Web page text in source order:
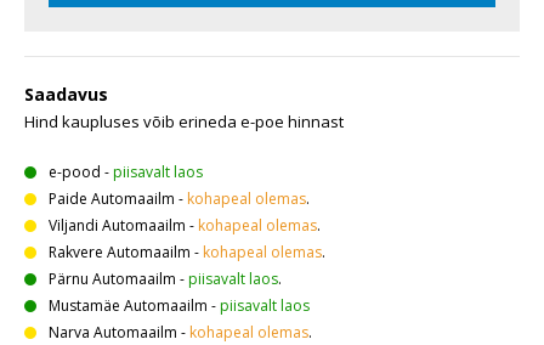
Saadavus
Hind kaupluses võib erineda e-poe hinnast
e-pood -piisavalt laos
Paide Automaailm - kohapeal olemas.
Viljandi Automaailm - kohapeal olemas.
Rakvere Automaailm - kohapeal olemas.
Pärnu Automaailm -piisavalt laos.
Mustamäe Automaailm -piisavalt laos
Narva Automaailm - kohapeal olemas.